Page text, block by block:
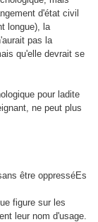
d'état civil
longue), la
pas la
qu'elle devrait se
pour ladite
ne peut plus
être oppresséEs
figure sur les
leur nom d'usage.